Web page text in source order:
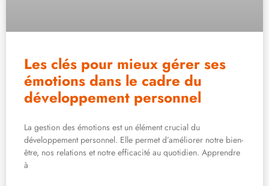
Les clés pour mieux gérer ses
émotions dans le cadre du
développement personnel
La gestion des émotions est un élément crucial du
développement personnel. Elle permet d’améliorer notre bien-
être, nos relations et notre efficacité au quotidien. Apprendre
à